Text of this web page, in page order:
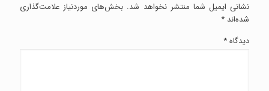
نشانی ایمیل شما منتشر نخواهد شد. بخش‌های موردنیاز علامت‌گذاری
شده‌اند *
دیدگاه*